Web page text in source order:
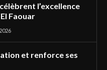
l’excellence
Faouar
et renforce ses